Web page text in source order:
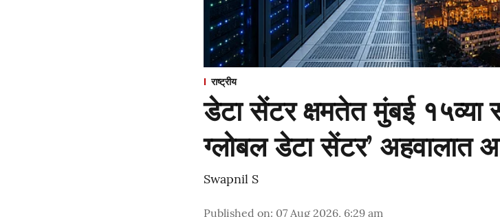
राष्ट्रीय
डेटा सेंटर क्षमतेत मुंबई १५व्या
ग्लोबल डेटा सेंटर’ अहवालात
Swapnil S
Published on: 07 Aug 2026, 6:29 am